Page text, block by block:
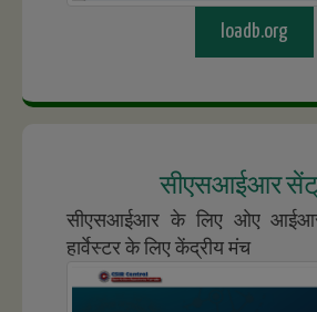
loadb.org
सीएसआईआर
सीएसआईआर के लिए ओए
हार्वेस्टर के लिए केंद्रीय मंच